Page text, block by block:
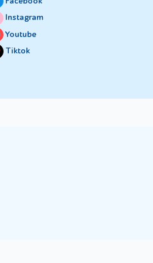
Instagram
Youtube
Tiktok